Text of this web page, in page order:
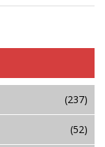
(237)
(52)